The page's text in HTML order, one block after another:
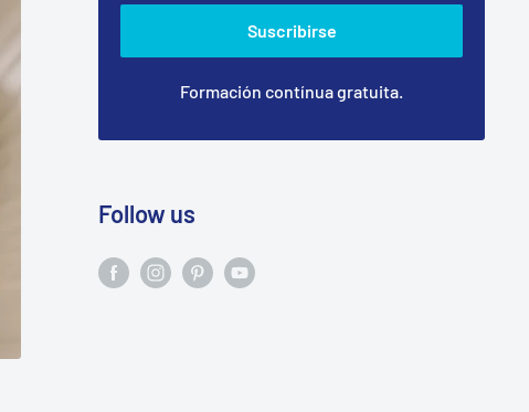
Suscribirse
Formación contínua gratuita.
Follow us